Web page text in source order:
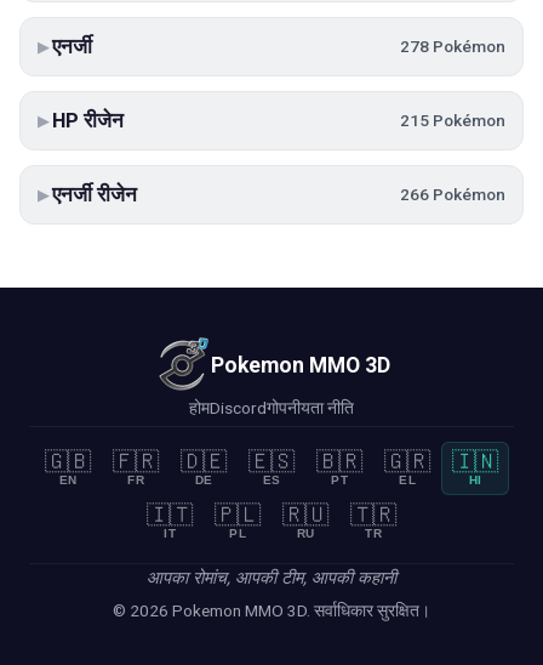
▶एनर्जी 278 Pokémon
▶ HP रीजेन 215 Pokémon
▶एनर्जी रीजेन 266 Pokémon
Pokemon MMO 3D
होमDiscordगोपनीयता नीति
🇬🇧
EN
🇫🇷
FR
🇩🇪
DE
🇪🇸
ES
🇧🇷
PT
🇬🇷
EL
🇮🇳
HI
🇮🇹
IT
🇵🇱
PL
🇷🇺
RU
🇹🇷
TR
आपका रोमांच, आपकी टीम, आपकी कहानी
© 2026 Pokemon MMO 3D. सर्वाधिकार सुरक्षित।